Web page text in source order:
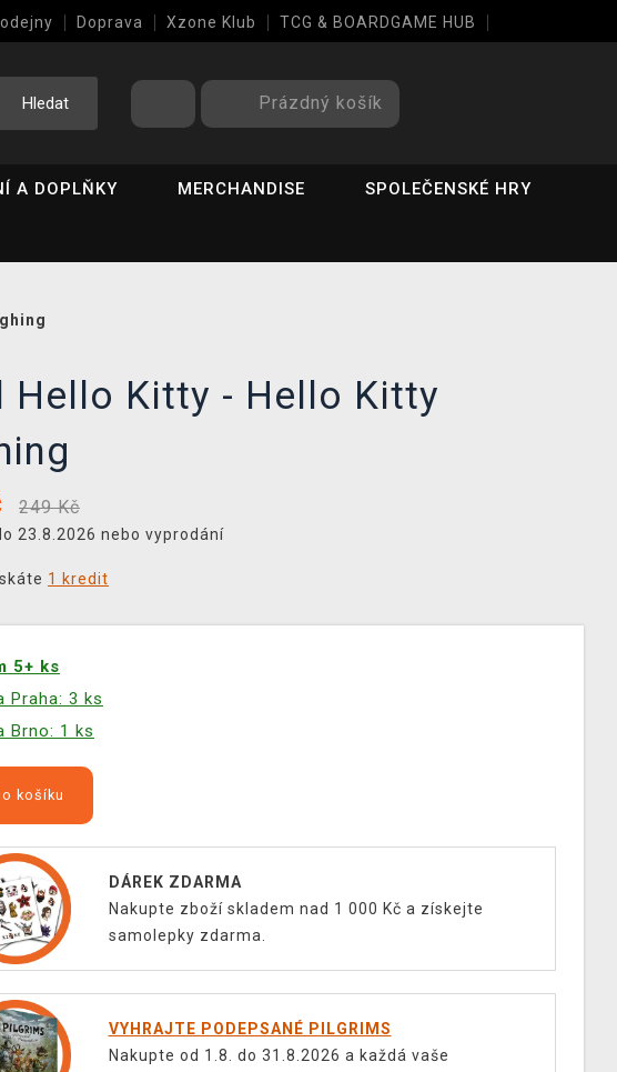
Doprava Xzone Klub TCG & BOARDGAME HUB
Hledat Prázdný košík
A DOPLŇKY MERCHANDISE SPOLEČENSKÉ HRY
Hello Kitty - Hello Kitty
249 Kč
23.8.2026 nebo vyprodání
1 kredit
5+ ks
Praha: 3 ks
Brno: 1 ks
košíku
DÁREK ZDARMA
Nakupte zboží skladem nad 1 000 Kč a získejte
samolepky zdarma.
VYHRAJTE PODEPSANÉ PILGRIMS
Nakupte od 1.8. do 31.8.2026 a každá vaše